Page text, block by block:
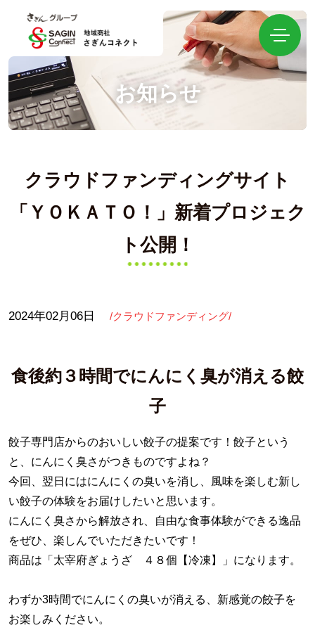
HOME
クラウドファンディング
新着情報
お問い合わせ
お知らせ
クラウドファンディングサイト
「ＹＯＫＡＴＯ！」新着プロジェク
ト公開！
2024年02月06日 /クラウドファンディング/
食後約３時間でにんにく臭が消える餃
子
餃子専門店からのおいしい餃子の提案です！餃子という
と、にんにく臭さがつきものですよね？
今回、翌日にはにんにくの臭いを消し、風味を楽しむ新し
い餃子の体験をお届けしたいと思います。
にんにく臭さから解放され、自由な食事体験ができる逸品
をぜひ、楽しんでいただきたいです！
商品は「太宰府ぎょうざ ４８個【冷凍】」になります。
わずか3時間でにんにくの臭いが消える、新感覚の餃子を
お楽しみください。